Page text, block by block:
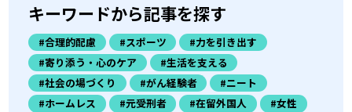
キーワードから記事を探す
#合理的配慮 #スポーツ
#力を引き出す
#寄り添う・心のケア
#生活を支える
#社会の場づくり
#がん経験者
#ニート
#ホームレス
#元受刑者 #在留外国人
#女性